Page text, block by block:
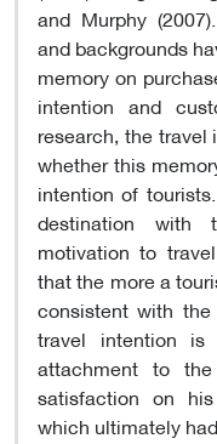
and Murphy
and backgrounds
memory on
intention and
research, the
whether this
intention of
destination with
motivation to
that the more a
consistent with
travel intention
attachment to
satisfaction on
which ultimately